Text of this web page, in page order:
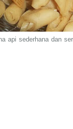
api sederhana dan